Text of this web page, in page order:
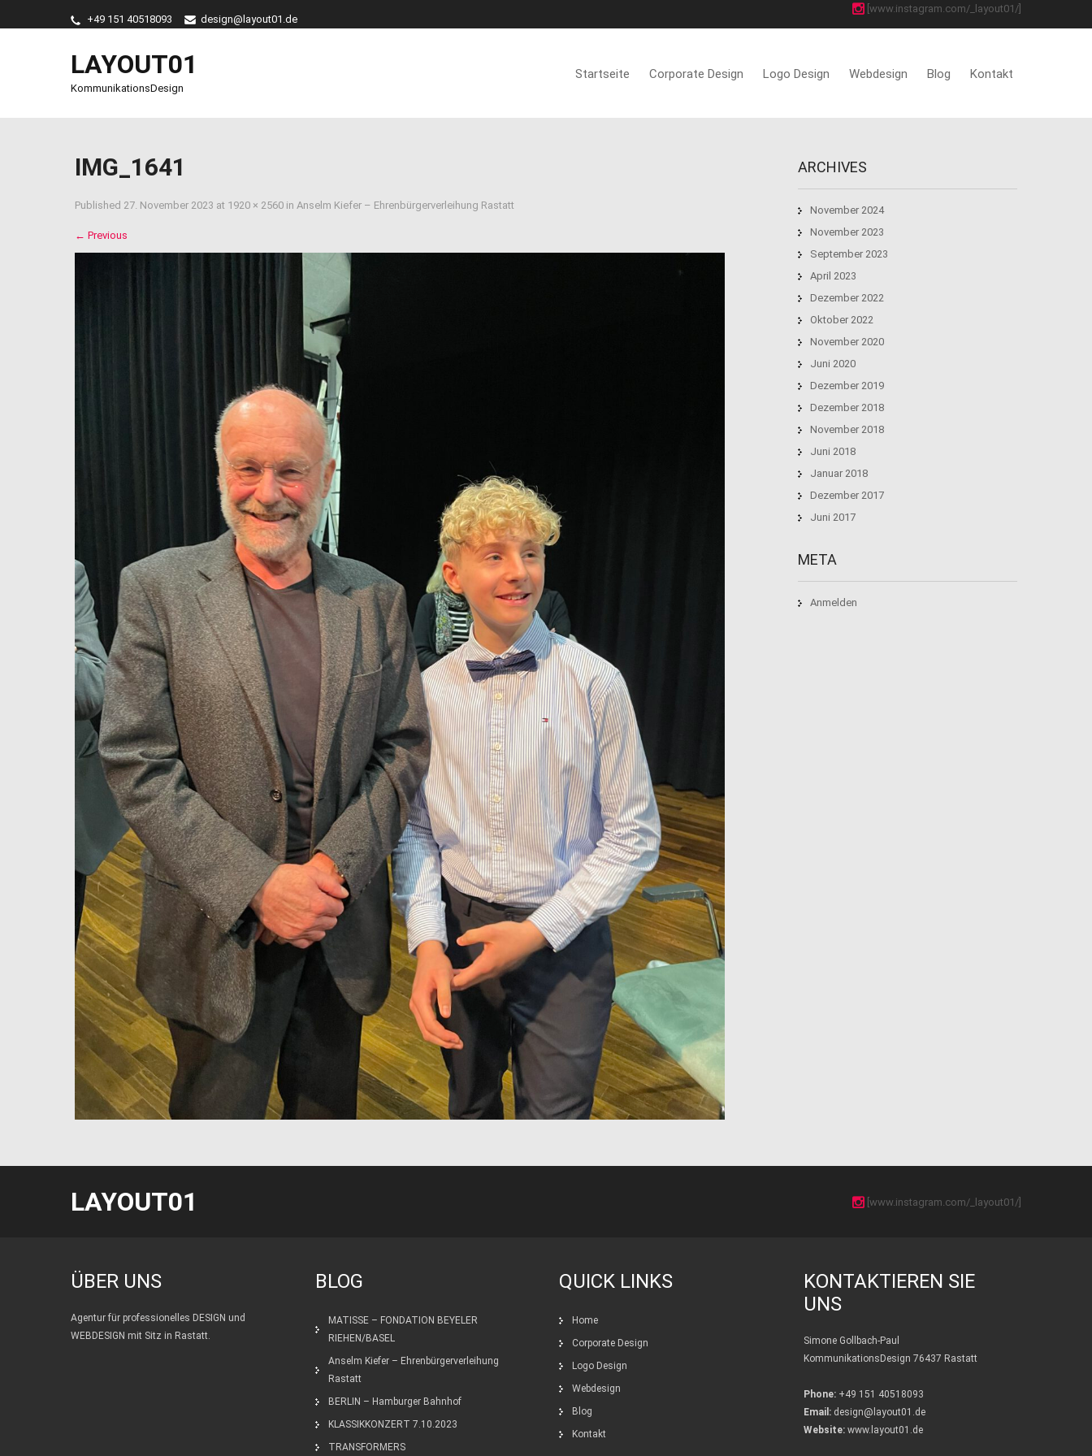
+49 151 40518093 design@layout01.de
[www.instagram.com/_layout01/]
LAYOUT01
KommunikationsDesign
Startseite Corporate Design Logo Design Webdesign Blog Kontakt
IMG_1641
Published 27. November 2023 at 1920 × 2560 in Anselm Kiefer – Ehrenbürgerverleihung Rastatt
← Previous
ARCHIVES
November 2024
November 2023
September 2023
April 2023
Dezember 2022
Oktober 2022
November 2020
Juni 2020
Dezember 2019
Dezember 2018
November 2018
Juni 2018
Januar 2018
Dezember 2017
Juni 2017
META
Anmelden
LAYOUT01 [www.instagram.com/_layout01/]
ÜBER UNS
Agentur für professionelles DESIGN und
WEBDESIGN mit Sitz in Rastatt.
BLOG
MATISSE – FONDATION BEYELER
RIEHEN/BASEL
Anselm Kiefer – Ehrenbürgerverleihung
Rastatt
BERLIN – Hamburger Bahnhof
KLASSIKKONZERT 7.10.2023
TRANSFORMERS
QUICK LINKS
Home
Corporate Design
Logo Design
Webdesign
Blog
Kontakt
KONTAKTIEREN SIE
UNS
Simone Gollbach-Paul
KommunikationsDesign 76437 Rastatt
Phone: +49 151 40518093
Email: design@layout01.de
Website: www.layout01.de